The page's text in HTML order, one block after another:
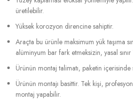
üretilebilir.
Yüksek korozyon direncine sahiptir.
Araçta bu ürünle maksimum yük taşıma
alüminyum bar fark etmeksizin, yasal sınır
Ürünün montaj talimatı, paketin
Ürünün montajı basittir. Tek kişi,
montaj yapabilir.